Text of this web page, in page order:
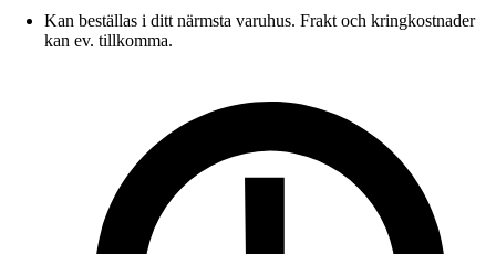
Kan beställas i ditt närmsta varuhus. Frakt och kringkostnader
kan ev. tillkomma.